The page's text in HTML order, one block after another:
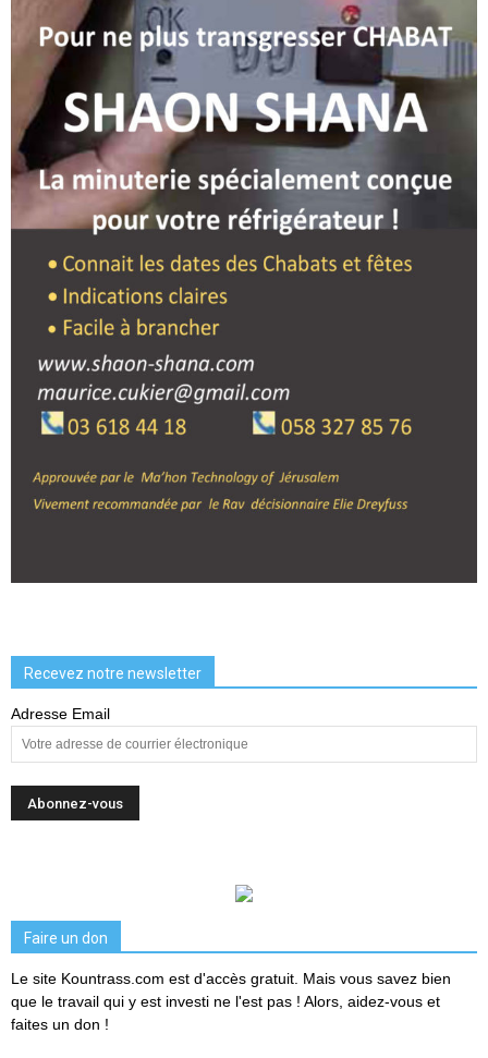
Recevez notre newsletter
Adresse Email
Faire un don
Le site Kountrass.com est d'accès gratuit. Mais vous savez bien
que le travail qui y est investi ne l'est pas ! Alors, aidez-vous et
faites un don !